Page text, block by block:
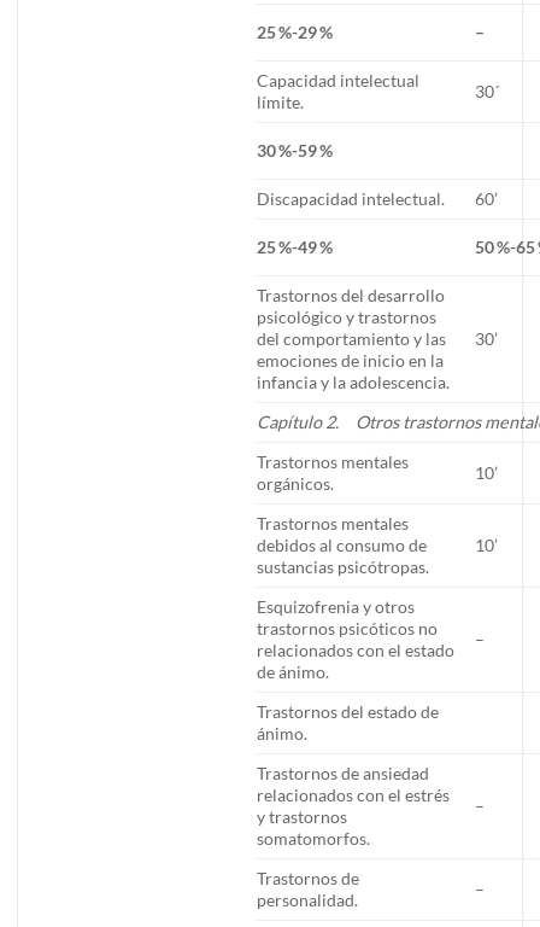
25 %-29 % –
Capacidad intelectual
límite.
30´
30 %-59 %
Discapacidad intelectual. 60’
25 %-49 % 50 %-65
Trastornos del desarrollo
psicológico y trastornos
del comportamiento y las
emociones de inicio en la
infancia y la adolescencia.
30’
Capítulo 2. Otros trastornos
Trastornos mentales
orgánicos.
10’
Trastornos mentales
debidos al consumo de
sustancias psicótropas.
10’
Esquizofrenia y otros
trastornos psicóticos no
relacionados con el estado
de ánimo.
–
Trastornos del estado de
ánimo.
Trastornos de ansiedad
relacionados con el estrés
y trastornos
somatomorfos.
–
Trastornos de
personalidad.
–